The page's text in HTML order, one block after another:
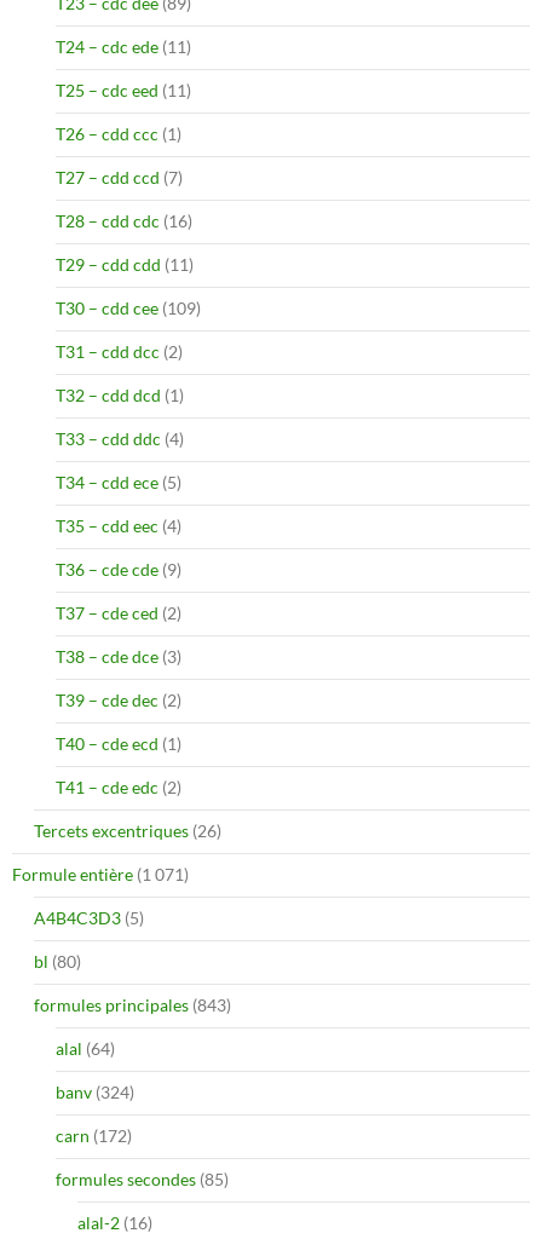
T24 – cdc ede (11)
T25 – cdc eed (11)
T26 – cdd ccc (1)
T27 – cdd ccd (7)
T28 – cdd cdc (16)
T29 – cdd cdd (11)
T30 – cdd cee (109)
T31 – cdd dcc (2)
T32 – cdd dcd (1)
T33 – cdd ddc (4)
T34 – cdd ece (5)
T35 – cdd eec (4)
T36 – cde cde (9)
T37 – cde ced (2)
T38 – cde dce (3)
T39 – cde dec (2)
T40 – cde ecd (1)
T41 – cde edc (2)
Tercets excentriques (26)
Formule entière (1 071)
A4B4C3D3 (5)
bl (80)
formules principales (843)
alal (64)
banv (324)
carn (172)
formules secondes (85)
alal-2 (16)